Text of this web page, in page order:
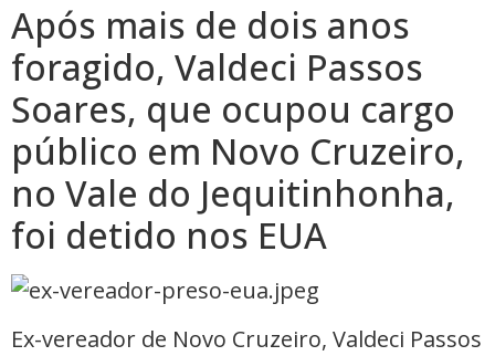
Após mais de dois anos
foragido, Valdeci Passos
Soares, que ocupou cargo
público em Novo Cruzeiro,
no Vale do Jequitinhonha,
foi detido nos EUA
Ex-vereador de Novo Cruzeiro, Valdeci Passos